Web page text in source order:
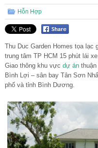
Hỗn Hợp
Thu Duc Garden Homes tọa lạc
trung tâm TP HCM 15 phút lái
Giao thông khu vực dự án thuận
Bình Lợi – sân bay Tân Sơn
phố và tỉnh Bình Dương.